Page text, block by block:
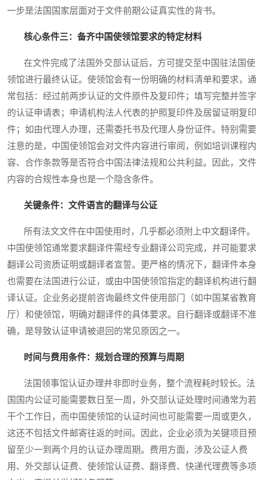
一步是法国国家层面对于文件前期公证真实性的背书。
核心条件三：备齐中国使领馆要求的特定材料
在文件完成了法国外交部认证后，方可提交至中国驻法国使
领馆进行最终认证。使领馆会有一份明确的材料清单和要求，通
常包括：经过前两步认证的文件原件及复印件；填写完整并签字
的认证申请表；申请机构法人代表的护照复印件及居留证明复印
件；如由代理人办理，还需委托书及代理人身份证件。特别需要
注意的是，中国使领馆会对文件内容进行审阅，例如培训课程内
容、合作条款等是否符合中国法律法规和公共利益。因此，文件
内容的合规性本身也是一个隐含条件。
关键条件：文件语言的翻译与公证
所有法文文件在中国使用时，几乎都必须附上中文翻译件。
中国使领馆通常要求翻译件需经专业翻译公司完成，并可能要求
翻译公司资质证明或翻译者宣誓。更严格的情况下，翻译件本身
也需要在法国进行公证，或由中国使领馆指定的翻译机构进行翻
译认证。企业务必提前咨询最终文件使用部门（如中国某省教育
厅）和使领馆，明确对翻译件的具体要求。自行翻译或翻译不准
确，是导致认证申请被退回的常见原因之一。
时间与费用条件：规划合理的预算与周期
法国领事馆认证办理并非即时业务，整个流程耗时较长。法
国国内公证可能需要数日至一周，外交部认证处理时间通常为若
干个工作日，而中国使领馆的认证时间也可能需要一周或更久，
这还不包括文件邮寄往返的时间。因此，企业必须为关键项目预
留至少一到两个月的认证办理周期。费用方面，涉及公证人费
用、外交部认证费、使领馆认证费、翻译费、快递代理费等多项